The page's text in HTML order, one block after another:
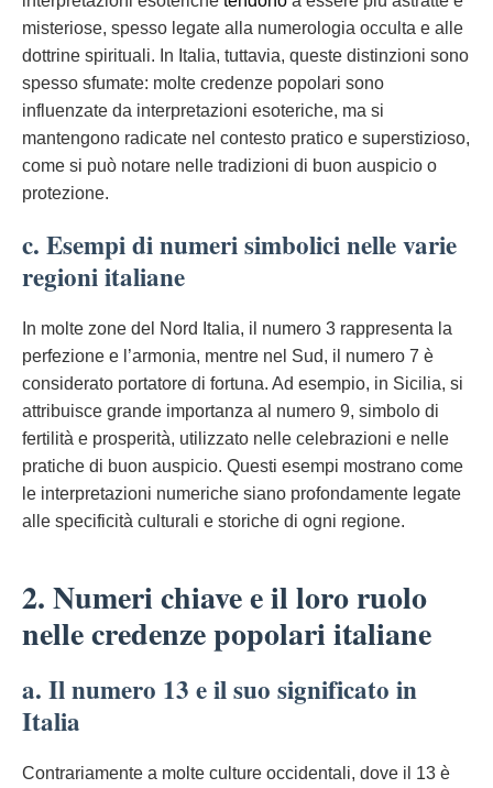
misteriose, spesso legate alla numerologia occulta e alle
dottrine spirituali. In Italia, tuttavia, queste distinzioni sono
spesso sfumate: molte credenze popolari sono
influenzate da interpretazioni esoteriche, ma si
mantengono radicate nel contesto pratico e superstizioso,
come si può notare nelle tradizioni di buon auspicio o
protezione.
c. Esempi di numeri simbolici nelle varie
regioni italiane
In molte zone del Nord Italia, il numero 3 rappresenta la
perfezione e l’armonia, mentre nel Sud, il numero 7 è
considerato portatore di fortuna. Ad esempio, in Sicilia, si
attribuisce grande importanza al numero 9, simbolo di
fertilità e prosperità, utilizzato nelle celebrazioni e nelle
pratiche di buon auspicio. Questi esempi mostrano come
le interpretazioni numeriche siano profondamente legate
alle specificità culturali e storiche di ogni regione.
2. Numeri chiave e il loro ruolo
nelle credenze popolari italiane
a. Il numero 13 e il suo significato in
Italia
Contrariamente a molte culture occidentali, dove il 13 è